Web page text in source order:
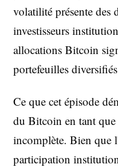
volatilité présente des
investisseurs
allocations Bitcoin
portefeuilles
Ce que cet épisode
du Bitcoin en tant que
incomplète. Bien que
participation